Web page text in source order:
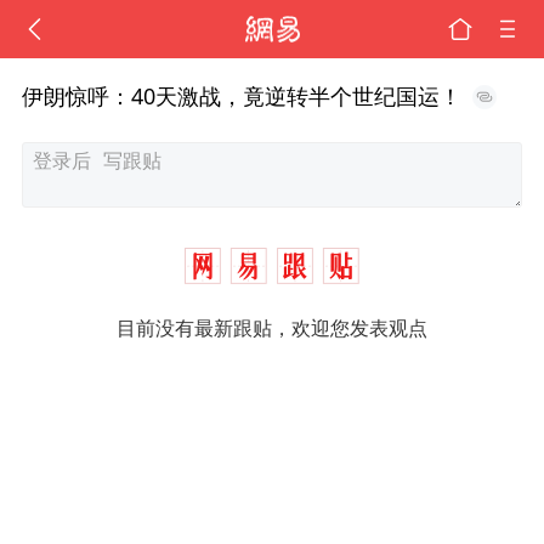
伊朗惊呼：40天激战，竟逆转半个世纪国运！
目前没有最新跟贴，欢迎您发表观点